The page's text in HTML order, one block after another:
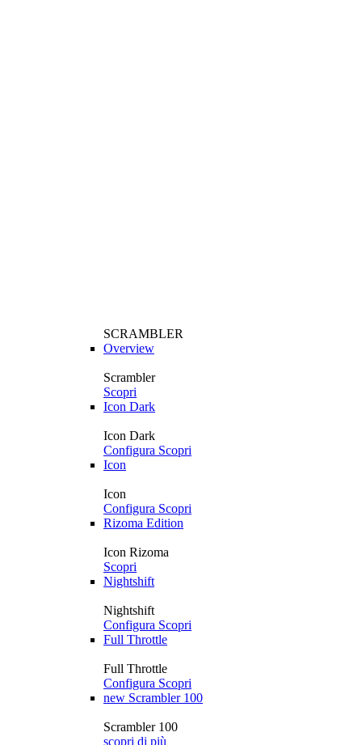
SCRAMBLER
Overview
Scrambler
Scopri
Icon Dark
Icon Dark
Configura Scopri
Icon
Icon
Configura Scopri
Rizoma Edition
Icon Rizoma
Scopri
Nightshift
Nightshift
Configura Scopri
Full Throttle
Full Throttle
Configura Scopri
new Scrambler 100
Scrambler 100
scopri di più